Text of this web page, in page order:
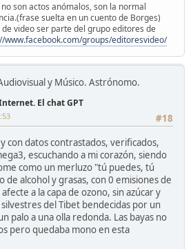
son actos anómalos, son la normal
suelta en un cuento de Borges)
video ser parte del grupo editores de
www.facebook.com/groups/editoresvideo/
y Músico. Astrónomo.
El chat GPT
#18
con datos contrastados, verificados,
escuchando a mi corazón, siendo
como un merluzo "tú puedes, tú
de alcohol y grasas, con 0 emisiones de
a la capa de ozono, sin azúcar y
del Tibet bendecidas por un
palo a una olla redonda. Las bayas no
pero quedaba mono en esta